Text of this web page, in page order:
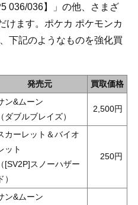
036/036】」の他、さまざ
けます。ポケカ ポケモンカ
下記のようなものを強化買
発売元
買取価格
ン&ムーン
（ダブルブレイズ）
2,500
カーレット＆バイオ
ット
（[SV2P]スノーハザー
ド）
250
ン&ムーン